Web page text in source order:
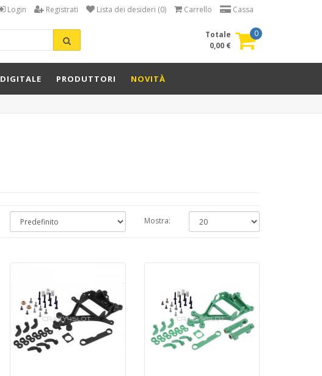
Login Registrati Lista dei desideri (0) Carrello Cassa
0
Totale
0,00 €
DIGITALE PRODUTTORI NOVITÀ
Mostra: